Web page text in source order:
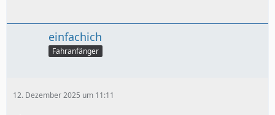
einfachich
Fahranfänger
12. Dezember 2025 um 11:11